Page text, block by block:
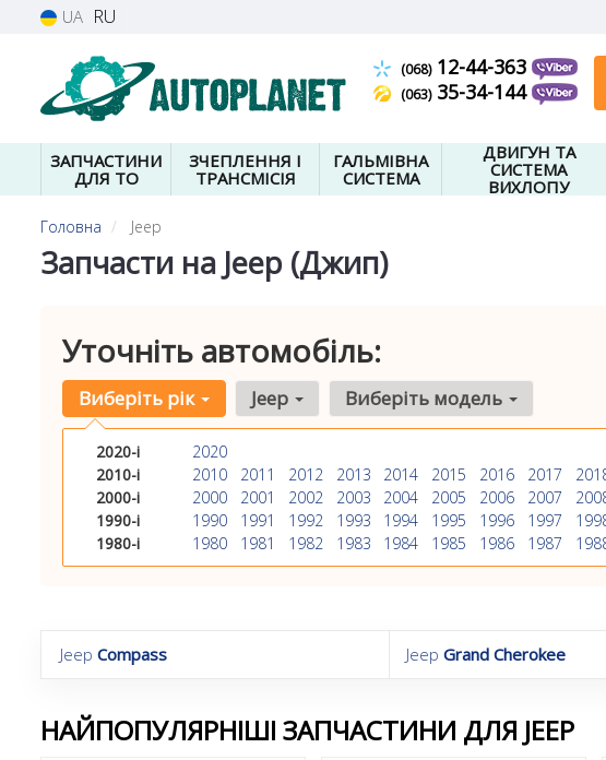
UA RU
(068)12-44-363
(063)35-34-144
ЗАПЧАСТИНИ
ДЛЯ ТО
ЗЧЕПЛЕННЯ І
ТРАНСМІСІЯ
ГАЛЬМІВНА
СИСТЕМА
ДВИГУН ТА
СИСТЕМА
ВИХЛОПУ
Головна Jeep
Запчасти на Jeep (Джип)
Уточніть автомобіль:
Виберіть рік
2020-і
2020
2010-і
2010 2011 2012 2013 2014 2015 2016 2017
2000-і
2000 2001 2002 2003 2004 2005 2006 2007
1990-і
1990 1991 1992 1993 1994 1995 1996 1997
1980-і
1980 1981 1982 1983 1984 1985 1986 1987
Jeep Виберіть модель
Jeep Compass Jeep Grand Cherokee
НАЙПОПУЛЯРНІШІ ЗАПЧАСТИНИ ДЛЯ JEEP